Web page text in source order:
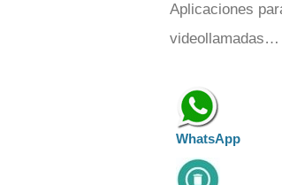
Aplicaciones
videollamadas…
WhatsApp